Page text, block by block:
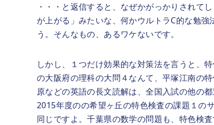
・・・と返信すると、なぜかがっかりされて
が上がる」みたいな、何かウルトラC的な勉
う。そんなもの、あるワケないです。
しかし、１つだけ効果的な対策法を言うと、
の大阪府の理科の大問４なんて、平塚江南の
原などの英語の長文読解は、全国入試の他の
2015年度のの希望ヶ丘の特色検査の課題１の
同じですよ。千葉県の数学の問題も、特色検